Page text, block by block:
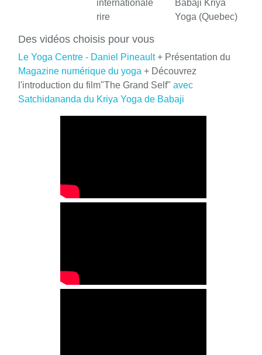
internationale
rire
Babaji Kriya
Yoga (Quebec)
Des vidéos choisis pour vous
Le Yoga Centre - Daniel Pineault+ Présentation du
Magazine numérique du yoga + Découvrez
l'introduction du film"The Grand Self" avec
Satchidananda du Kriya Yoga de Babaji